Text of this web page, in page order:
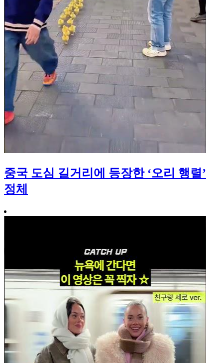
중국 도심 길거리에 등장한 ‘오리 행렬’
정체